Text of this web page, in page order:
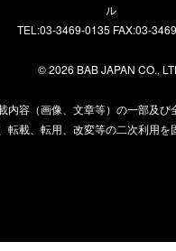
ル
TEL:03-3469-0135 FAX:03-
©2026 BAB JAPAN CO.,
内容（画像、文章等）の一部及び
転載、転用、改変等の二次利用を